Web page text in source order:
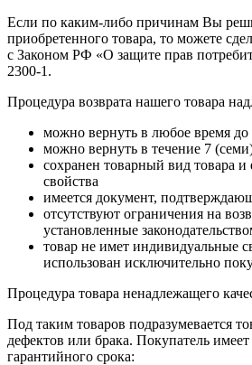
Если по каким-либо причинам Вы
приобретенного товара, то можете
с Законом РФ «О защите прав
2300-1.
Процедура возврата нашего товара
можно вернуть в любое время до
можно вернуть в течение 7
сохранен товарный вид товара и
свойства
имеется документ,
отсутствуют ограничения на
установленные
товар не имет индивидуальные
использован исключительно
Процедура товара ненадлежащего
Под таким товаров подразумевается
дефектов или брака. Покупатель
гарантийного срока: